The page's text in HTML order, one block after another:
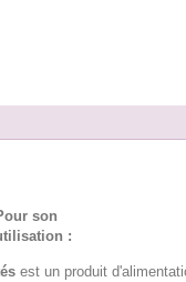
son
:
est un produit